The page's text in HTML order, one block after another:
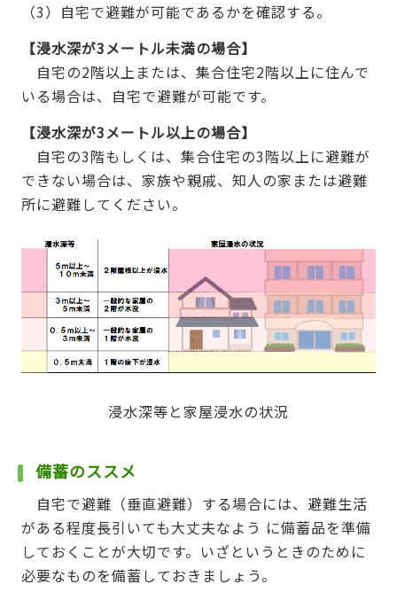
（3）自宅で避難が可能であるかを確認する。
【浸水深が3メートル未満の場合】
自宅の2階以上または、集合住宅2階以上に住んで
いる場合は、自宅で避難が可能です。
【浸水深が3メートル以上の場合】
自宅の3階もしくは、集合住宅の3階以上に避難が
できない場合は、家族や親戚、知人の家または避難
所に避難してください。
浸水深等と家屋浸水の状況
備蓄のススメ
自宅で避難（垂直避難）する場合には、避難生活
がある程度長引いても大丈夫なよう に備蓄品を準備
しておくことが大切です。いざというときのために
必要なものを備蓄しておきましょう。